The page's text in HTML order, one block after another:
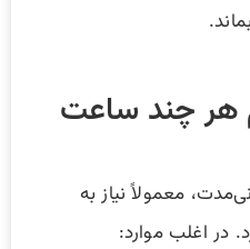
هر چند ساعت
معمولاً نیاز به
در اغلب موارد: